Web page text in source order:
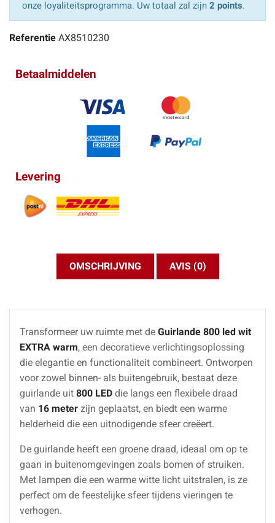
onze loyaliteitsprogramma. Uw totaal zal zijn 2 points.
Referentie AX8510230
Betaalmiddelen
Levering
OMSCHRIJVING AVIS (0)
Transformeer uw ruimte met de Guirlande 800 led wit
EXTRA warm, een decoratieve verlichtingsoplossing
die elegantie en functionaliteit combineert. Ontworpen
voor zowel binnen- als buitengebruik, bestaat deze
guirlande uit 800 LED die langs een flexibele draad
van 16 meter zijn geplaatst, en biedt een warme
helderheid die een uitnodigende sfeer creëert.
De guirlande heeft een groene draad, ideaal om op te
gaan in buitenomgevingen zoals bomen of struiken.
Met lampen die een warme witte licht uitstralen, is ze
perfect om de feestelijke sfeer tijdens vieringen te
verhogen.